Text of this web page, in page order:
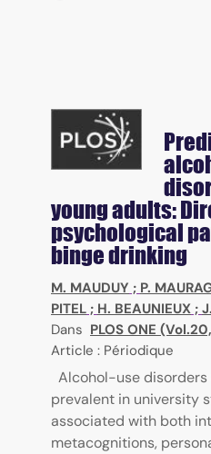
young adults:
psychological
binge drinking
M. MAUDUY ; P.
PITEL ; H. BEAUNIEUX ;
Dans PLOS ONE
Article : Périodique
Alcohol-use disorders
prevalent in university
associated with both
metacognitions,